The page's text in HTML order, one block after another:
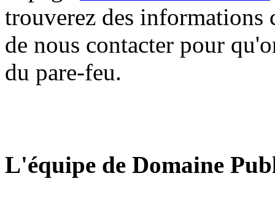
trouverez des informations
de nous contacter pour
du pare-feu.
L'équipe de Domaine